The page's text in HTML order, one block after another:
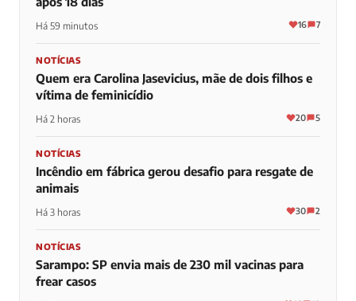
Há 59 minutos 16 7
NOTÍCIAS
Quem era Carolina Jasevicius, mãe de dois filhos e
vítima de feminicídio
Há 2 horas 20 5
NOTÍCIAS
Incêndio em fábrica gerou desafio para resgate de
animais
Há 3 horas 30 2
NOTÍCIAS
Sarampo: SP envia mais de 230 mil vacinas para
frear casos